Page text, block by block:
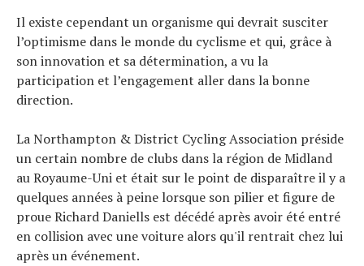
Il existe cependant un organisme qui devrait susciter
l’optimisme dans le monde du cyclisme et qui, grâce à
son innovation et sa détermination, a vu la
participation et l’engagement aller dans la bonne
direction.
La Northampton & District Cycling Association préside
un certain nombre de clubs dans la région de Midland
au Royaume-Uni et était sur le point de disparaître il y a
quelques années à peine lorsque son pilier et figure de
proue Richard Daniells est décédé après avoir été entré
en collision avec une voiture alors qu'il rentrait chez lui
après un événement.